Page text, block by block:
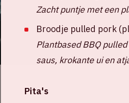
Zacht puntje met een
Broodje pulled pork
Plantbased BBQ
saus, krokante ui en
Pita's